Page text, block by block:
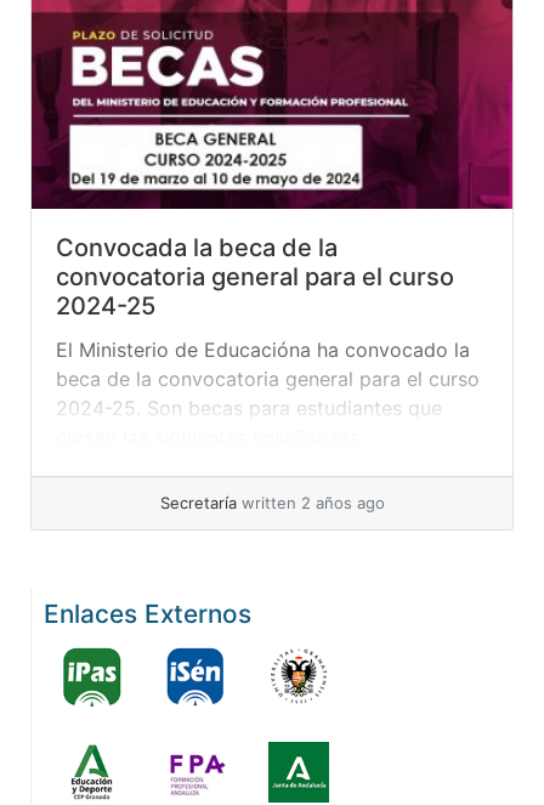
conducta, trastorno grave de la
comunicación... »
read more
Convocada la beca de la
convocatoria general para el curso
2024-25
El Ministerio de Educacióna ha convocado la
beca de la convocatoria general para el curso
2024-25. Son becas para estudiantes que
territorio nacional: a) Primer y segundo cursos
de bachillerato.b) Formación Profesional de
more
Secretaría written 2 años ago
Enlaces Externos